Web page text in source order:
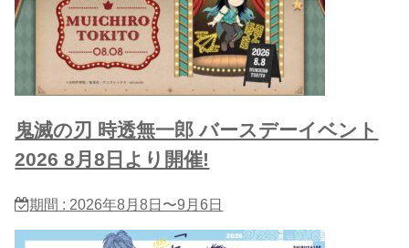
鬼滅の刃 時透無一郎 バースデーイベント
2026 8月8日より開催!
期間 : 2026年8月8日〜9月6日